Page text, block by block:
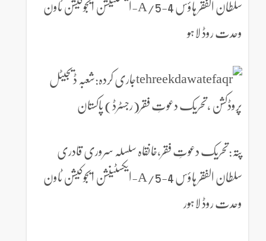
سلطان الفقر ہاؤس 4-5/A-ایکسٹینشن ایجوکیشن ٹاون
وحدت روڈ لاہو
جاری کردہ:شعبہ ڈیجیٹل
پروڈکشن ،تحریک دعوتِ فقر(رجسٹرڈ) پاکستان
پتہ:تحریک دعوتِ فقر،خانقاہ سلسلہ سروری قادری
سلطان الفقر ہاؤس 4-5/A-ایکسٹینشن ایجوکیشن ٹاون
وحدت روڈ لاہور